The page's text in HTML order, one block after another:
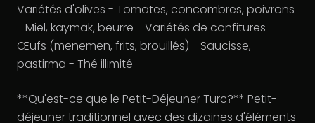
Variétés d'olives - Tomates, concombres, poivrons
- Miel, kaymak, beurre - Variétés de confitures -
Œufs (menemen, frits, brouillés) - Saucisse,
pastirma - Thé illimité
**Qu'est-ce que le Petit-Déjeuner Turc?** Petit-
déjeuner traditionnel avec des dizaines d'éléments